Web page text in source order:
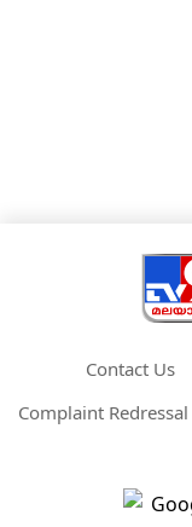
Contact Us
Complaint Redressal